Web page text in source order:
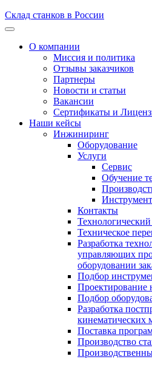
Склад станков в России
О компании
Миссия и политика
Отзывы заказчиков
Партнеры
Новости и статьи
Вакансии
Сертификаты и
Наши кейсы
Инжиниринг
Оборудование
Услуги
Сервис
Обучение
Инструмент
Контакты
Технологический
Техническое
Разработка
управляющих
оборудовании
Подбор
Проектирование
Подбор
Разработка
кинематических
Поставка
Производство